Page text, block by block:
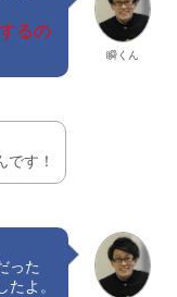
瞬くん
るの
す！
った
よ。